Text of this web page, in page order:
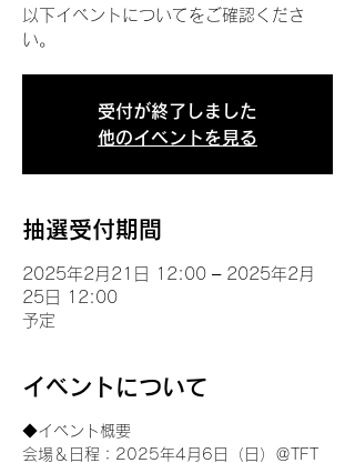
以下イベントについてをご確認くださ
い。
受付が終了しました
他のイベントを見る
抽選受付期間
2025年2月21日 12:00 – 2025年2月
25日 12:00
予定
イベントについて
◆イベント概要
会場＆日程：2025年4月6日（日）＠TFT